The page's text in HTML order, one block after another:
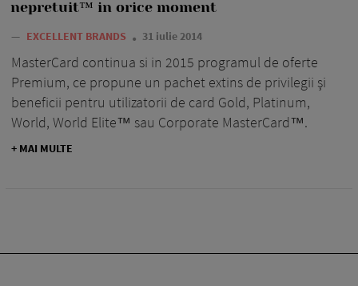
nepretuit™ in orice moment
— EXCELLENT BRANDS 31 iulie 2014
MasterCard continua si in 2015 programul de oferte
Premium, ce propune un pachet extins de privilegii şi
beneficii pentru utilizatorii de card Gold, Platinum,
World, World Elite™ sau Corporate MasterCard™.
+ MAI MULTE